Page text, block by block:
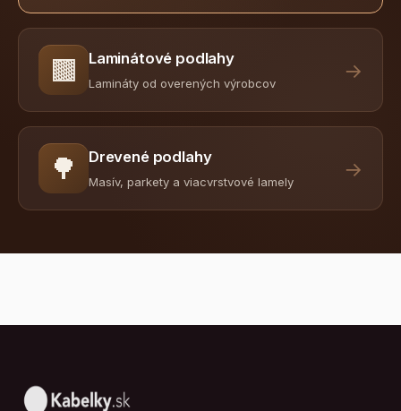
🟫 Laminátové podlahy
Lamináty od overených výrobcov
→
🌳 Drevené podlahy
Masív, parkety a viacvrstvové lamely
→